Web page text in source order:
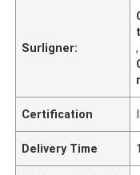
Surligner:
,
Certification
Delivery Time